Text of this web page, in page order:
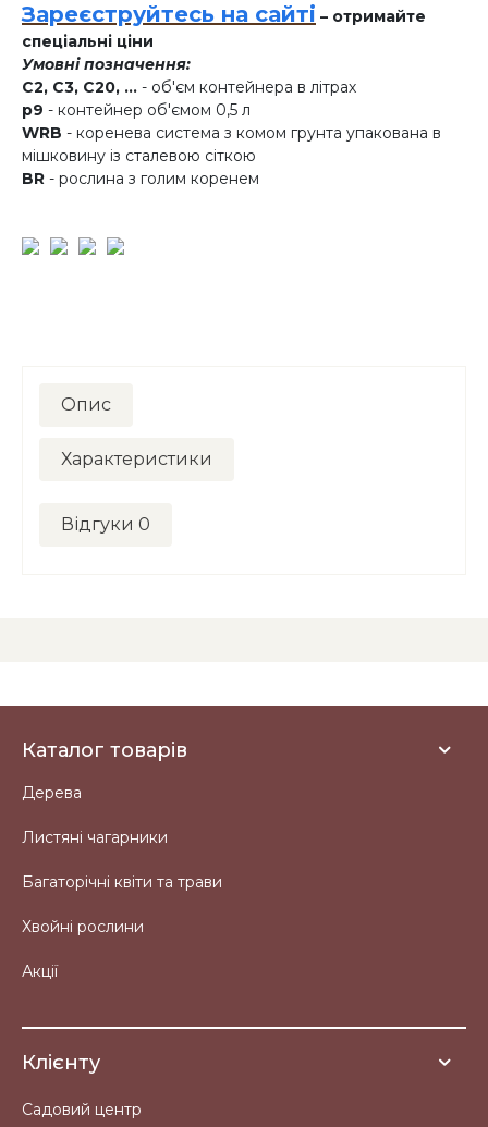
Зареєструйтесь на сайті – отримайте
спеціальні ціни
Умовні позначення:
C2, C3, C20, ... - об'єм контейнера в літрах
p9 - контейнер об'ємом 0,5 л
WRB - коренева система з комом грунта упакована в
мішковину із сталевою сіткою
BR - рослина з голим коренем
Опис
Характеристики
Відгуки 0
Каталог товарів
Дерева
Листяні чагарники
Багаторічні квіти та трави
Хвойні рослини
Акції
Клієнту
Садовий центр